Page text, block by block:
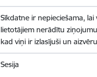
Sīkdatne ir nepieciešama, lai
lietotājiem nerādītu
kad viņi ir izlasījuši un
Sesija